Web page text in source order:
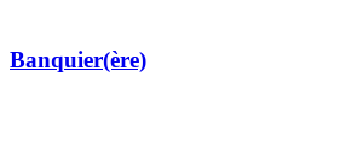
Banquier(ère)